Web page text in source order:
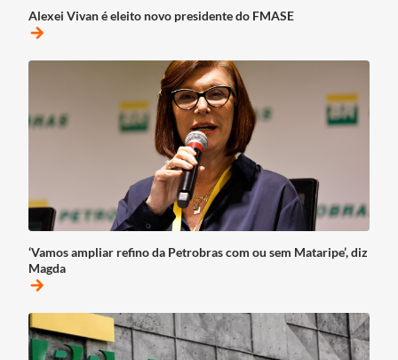
Alexei Vivan é eleito novo presidente do FMASE
arrow_forward
‘Vamos ampliar refino da Petrobras com ou sem Mataripe’, diz
Magda
arrow_forward